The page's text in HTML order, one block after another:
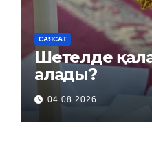
САЯСАТ
Шетелде
алады?
04.08.2026